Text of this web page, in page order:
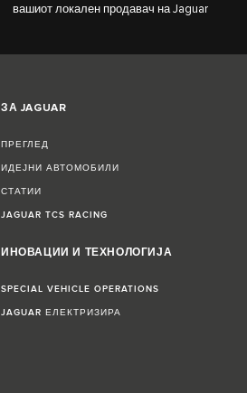
вашиот локален продавач на Jaguar
ЗА JAGUAR
ПРЕГЛЕД
ИДЕЈНИ АВТОМОБИЛИ
СТАТИИ
JAGUAR TCS RACING
ИНОВАЦИИ И ТЕХНОЛОГИЈА
SPECIAL VEHICLE OPERATIONS
JAGUAR ЕЛЕКТРИЗИРА